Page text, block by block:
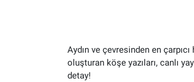
Aydın ve çevresinden en
oluşturan köşe yazıları, canlı
detay!